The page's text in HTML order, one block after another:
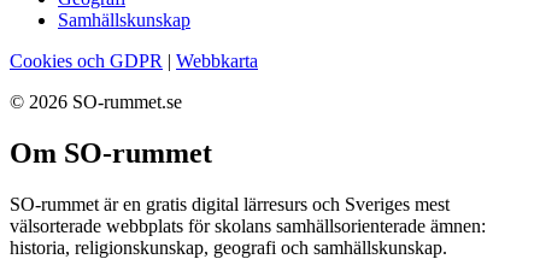
Samhällskunskap
Cookies och GDPR | Webbkarta
© 2026 SO-rummet.se
Om SO-rummet
SO-rummet är en gratis digital lärresurs och Sveriges mest
välsorterade webbplats för skolans samhällsorienterade ämnen:
historia, religionskunskap, geografi och samhällskunskap.